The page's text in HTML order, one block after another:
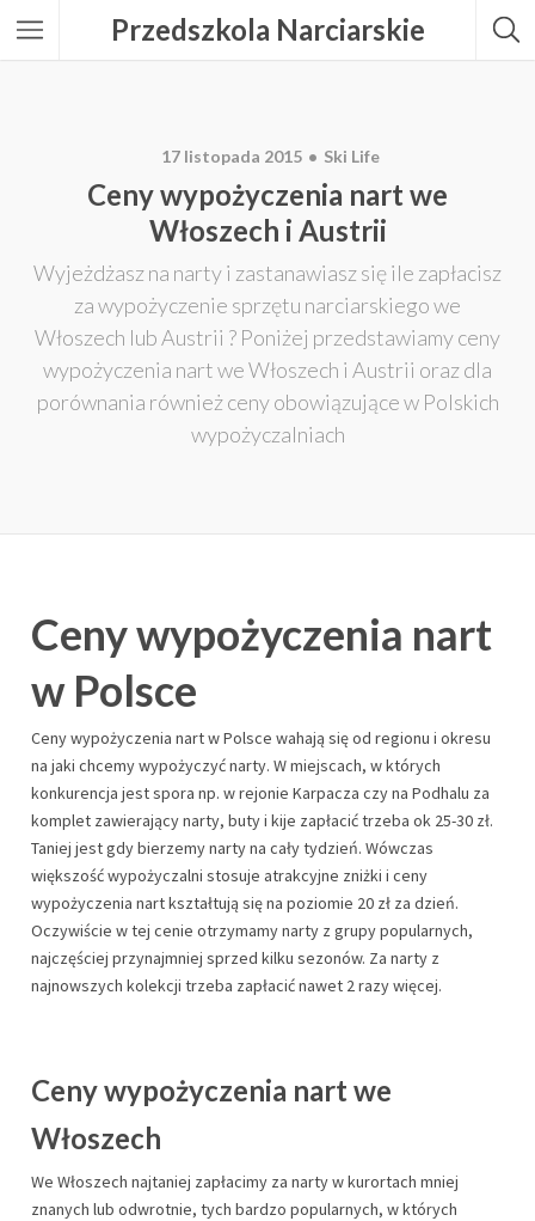
Przedszkola Narciarskie
17 listopada 2015 Ski Life
Ceny wypożyczenia nart we
Włoszech i Austrii
Wyjeżdżasz na narty i zastanawiasz się ile zapłacisz
za wypożyczenie sprzętu narciarskiego we
Włoszech lub Austrii ? Poniżej przedstawiamy ceny
wypożyczenia nart we Włoszech i Austrii oraz dla
porównania również ceny obowiązujące w Polskich
wypożyczalniach
Ceny wypożyczenia nart
w Polsce
Ceny wypożyczenia nart w Polsce wahają się od regionu i okresu
na jaki chcemy wypożyczyć narty. W miejscach, w których
konkurencja jest spora np. w rejonie Karpacza czy na Podhalu za
komplet zawierający narty, buty i kije zapłacić trzeba ok 25-30 zł.
Taniej jest gdy bierzemy narty na cały tydzień. Wówczas
większość wypożyczalni stosuje atrakcyjne zniżki i ceny
wypożyczenia nart kształtują się na poziomie 20 zł za dzień.
Oczywiście w tej cenie otrzymamy narty z grupy popularnych,
najczęściej przynajmniej sprzed kilku sezonów. Za narty z
najnowszych kolekcji trzeba zapłacić nawet 2 razy więcej.
Ceny wypożyczenia nart we
Włoszech
We Włoszech najtaniej zapłacimy za narty w kurortach mniej
znanych lub odwrotnie, tych bardzo popularnych, w których